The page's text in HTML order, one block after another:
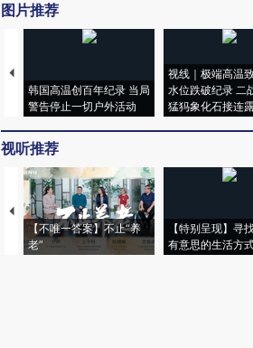
图片推荐
韩国高温创百年纪录 当局
警告停止一切户外活动
视线｜极端高温
水位跌破纪录 二
猛犸象化石接连
视听推荐
【不唯一答案】不止“养
老”
【特别呈现】寻
有意思的生活方